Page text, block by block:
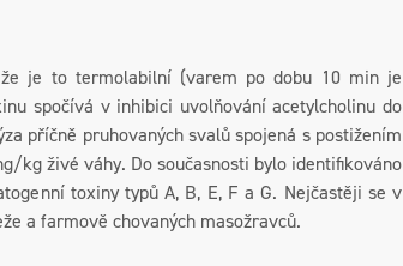
je to termolabilní (varem po dobu 10 min je
spočívá v inhibici uvolňování acetylcholinu do
příčně pruhovaných svalů spojená s postižením
kg živé váhy. Do současnosti bylo identifikováno
toxiny typů A, B, E, F a G. Nejčastěji se v
a farmově chovaných masožravců.